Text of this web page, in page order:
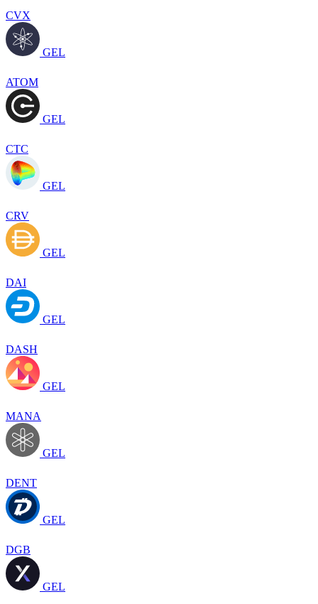
CVX
GEL
ATOM
GEL
CTC
GEL
CRV
GEL
DAI
GEL
DASH
GEL
MANA
GEL
DENT
GEL
DGB
GEL